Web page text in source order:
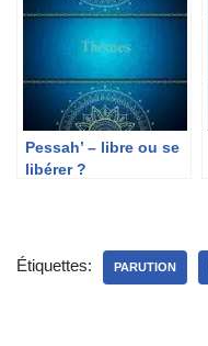
Pessah’ – libre ou se
libérer ?
Étiquettes: PARUTION